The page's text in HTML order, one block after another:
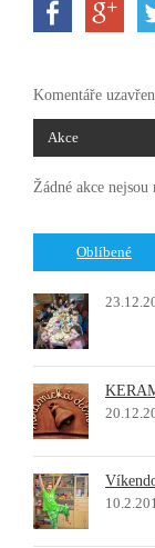
Komentáře
Akce
Žádné akce nejsou
Oblíbené